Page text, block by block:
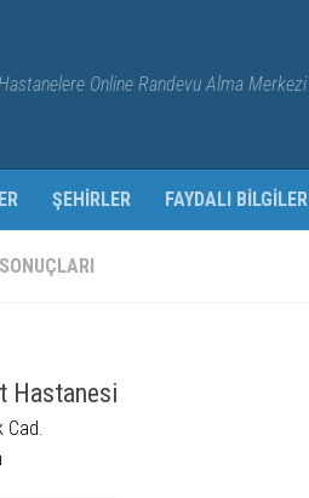
Online Randevu Alma Merkezi
ŞEHIRLER FAYDALI BILGILER
Hastanesi
Cad.